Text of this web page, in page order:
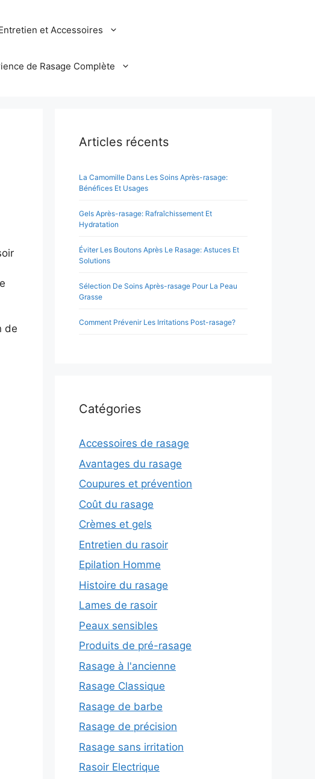
et Accessoires
de Rasage Complète
de
Articles récents
La Camomille Dans Les Soins Après-rasage:
Bénéfices Et Usages
Gels Après-rasage: Rafraîchissement Et
Hydratation
Éviter Les Boutons Après Le Rasage: Astuces Et
Solutions
Sélection De Soins Après-rasage Pour La Peau
Grasse
Comment Prévenir Les Irritations Post-rasage?
Catégories
Accessoires de rasage
Avantages du rasage
Coupures et prévention
Coût du rasage
Crèmes et gels
Entretien du rasoir
Epilation Homme
Histoire du rasage
Lames de rasoir
Peaux sensibles
Produits de pré-rasage
Rasage à l'ancienne
Rasage Classique
Rasage de barbe
Rasage de précision
Rasage sans irritation
Rasoir Electrique